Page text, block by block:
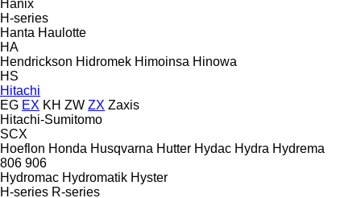
Hanix
H-series
Hanta Haulotte
HA
Hendrickson Hidromek Himoinsa Hinowa
HS
Hitachi
EG EX KH ZW ZX Zaxis
Hitachi-Sumitomo
SCX
Hoeflon Honda Husqvarna Hutter Hydac Hydra Hydrema
806 906
Hydromac Hydromatik Hyster
H-series R-series